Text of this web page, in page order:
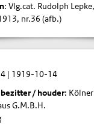
: Vlg.cat. Rudolph
nr.36 (afb.)
| 1919-10-14
/ houder:
G.M.B.H.